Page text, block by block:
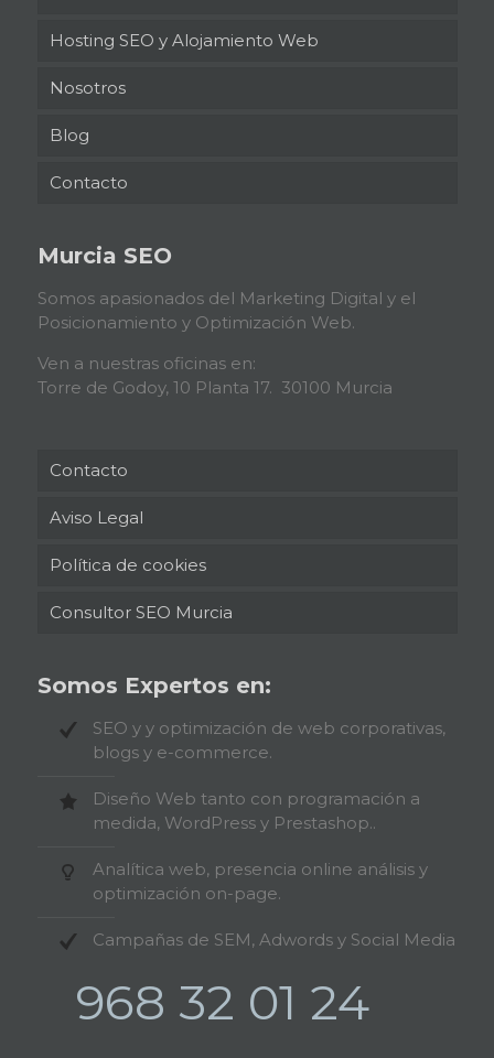
Hosting SEO y Alojamiento Web
Nosotros
Blog
Contacto
Murcia SEO
Somos apasionados del Marketing Digital y el
Posicionamiento y Optimización Web.
Ven a nuestras oficinas en:
Torre de Godoy, 10 Planta 17. 30100 Murcia
Contacto
Aviso Legal
Política de cookies
Consultor SEO Murcia
Somos Expertos en:
SEO y y optimización de web corporativas,
blogs y e-commerce.
Diseño Web tanto con programación a
medida, WordPress y Prestashop..
Analítica web, presencia online análisis y
optimización on-page.
Campañas de SEM, Adwords y Social Media
968 32 01 24